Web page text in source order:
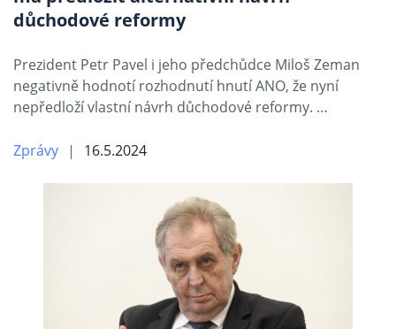
důchodové reformy
Prezident Petr Pavel i jeho předchůdce Miloš Zeman
negativně hodnotí rozhodnutí hnutí ANO, že nyní
nepředloží vlastní návrh důchodové reformy. …
Zprávy 16.5.2024